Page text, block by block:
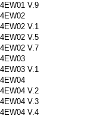
V.9
V.1
V.5
V.7
V.1
V.2
V.3
V.4